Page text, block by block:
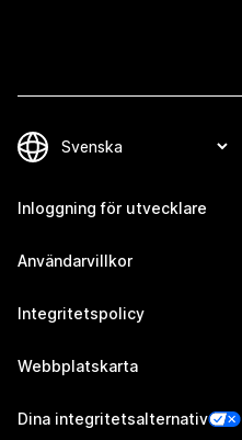
Inloggning för utvecklare
Användarvillkor
Integritetspolicy
Webbplatskarta
Dina integritetsalternativ